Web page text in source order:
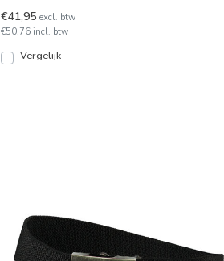
€41,95 excl. btw
€50,76 incl. btw
Vergelijk